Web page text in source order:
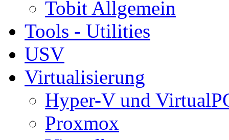
Tobit Allgemein
Tools - Utilities
USV
Virtualisierung
Hyper-V und
Proxmox